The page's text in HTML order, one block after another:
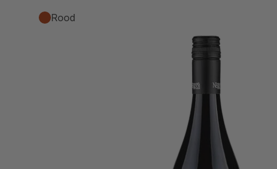
Rood